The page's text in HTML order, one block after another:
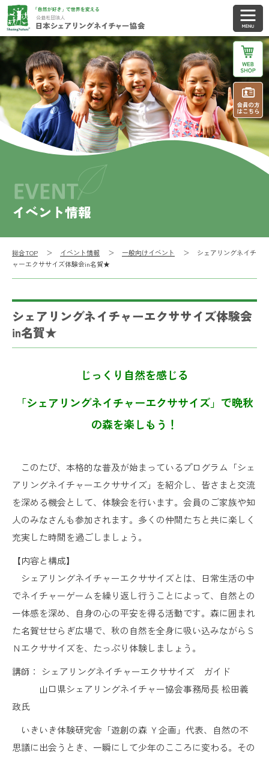
イベント情報
総合TOP イベント情報 一般向けイベント
シェアリングネイチ
ャーエクササイズ体験会in名賀★
シェアリングネイチャーエクササイズ体験会
in名賀★
じっくり自然を感じる
「シェアリングネイチャーエクササイズ」で晩秋
の森を楽しもう！
このたび、本格的な普及が始まっているプログラム「シェ
アリングネイチャーエクササイズ」を紹介し、皆さまと交流
を深める機会として、体験会を行います。会員のご家族や知
人のみなさんも参加されます。多くの仲間たちと共に楽しく
充実した時間を過ごしましょう。
【内容と構成】
シェアリングネイチャーエクササイズとは、日常生活の中
でネイチャーゲームを繰り返し行うことによって、自然との
一体感を深め、自身の心の平安を得る活動です。森に囲まれ
た名賀せせらぎ広場で、秋の自然を全身に吸い込みながらＳ
Ｎエクササイズを、たっぷり体験しましょう。
講師： シェアリングネイチャーエクササイズ ガイド
山口県シェアリングネイチャー協会事務局長 松田義
政氏
いきいき体験研究舎「遊創の森 Ｙ企画」代表、自然の不
思議に出会うとき、一瞬にして少年のこころに変わる。その